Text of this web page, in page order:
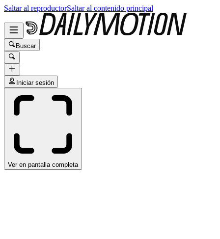
Saltar al reproductorSaltar al contenido principal
Buscar
Iniciar sesión
Ver en pantalla completa